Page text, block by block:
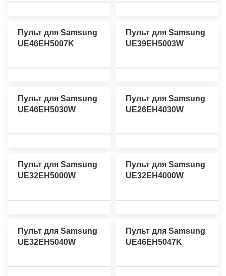
Пульт для Samsung
UE46EH5007K
Пульт для Samsung
UE39EH5003W
Пульт для Samsung
UE46EH5030W
Пульт для Samsung
UE26EH4030W
Пульт для Samsung
UE32EH5000W
Пульт для Samsung
UE32EH4000W
Пульт для Samsung
UE32EH5040W
Пульт для Samsung
UE46EH5047K